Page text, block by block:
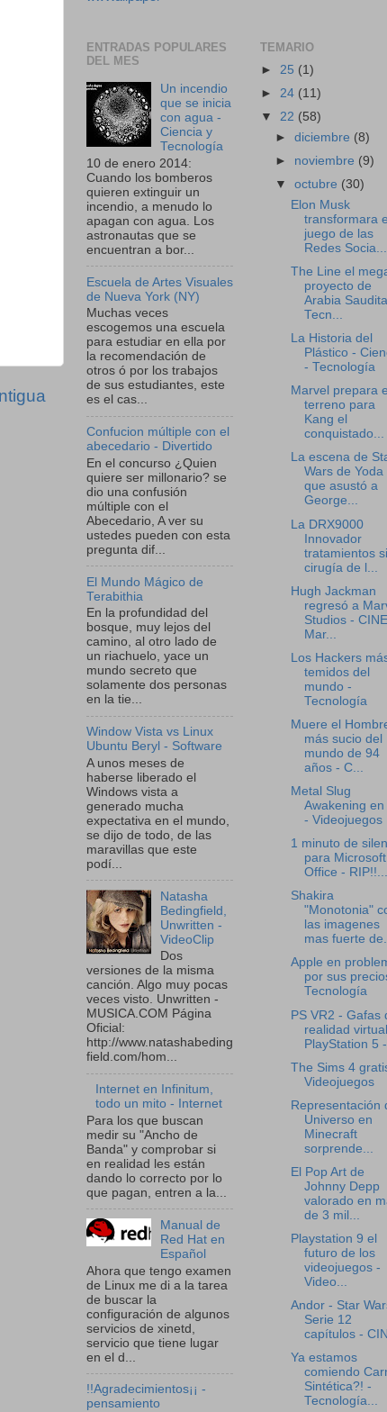
ENTRADAS POPULARES
DEL MES
Un incendio
que se inicia
con agua -
Ciencia y
Tecnología
10 de enero 2014:
Cuando los bomberos
quieren extinguir un
incendio, a menudo lo
apagan con agua. Los
astronautas que se
encuentran a bor...
Escuela de Artes Visuales
de Nueva York (NY)
Muchas veces
escogemos una escuela
para estudiar en ella por
la recomendación de
otros ó por los trabajos
de sus estudiantes, este
es el cas...
Confucion múltiple con el
abecedario - Divertido
En el concurso ¿Quien
quiere ser millonario? se
dio una confusión
múltiple con el
Abecedario, A ver su
ustedes pueden con esta
pregunta dif...
El Mundo Mágico de
Terabithia
En la profundidad del
bosque, muy lejos del
camino, al otro lado de
un riachuelo, yace un
mundo secreto que
solamente dos personas
en la tie...
Window Vista vs Linux
Ubuntu Beryl - Software
A unos meses de
haberse liberado el
Windows vista a
generado mucha
expectativa en el mundo,
se dijo de todo, de las
maravillas que este
podí...
Natasha
Bedingfield,
Unwritten -
VideoClip
Dos
versiones de la misma
canción. Algo muy pocas
veces visto. Unwritten -
MUSICA.COM Página
Oficial:
http://www.natashabeding
field.com/hom...
Internet en Infinitum,
todo un mito - Internet
Para los que buscan
medir su "Ancho de
Banda" y comprobar si
en realidad les están
dando lo correcto por lo
que pagan, entren a la...
Manual de
Red Hat en
Español
Ahora que tengo examen
de Linux me di a la tarea
de buscar la
configuración de algunos
servicios de xinetd,
servicio que tiene lugar
en el d...
!!Agradecimientos¡¡ -
pensamiento
TEMARIO
► 25 (1)
► 24 (11)
▼ 22 (58)
►diciembre (8)
► noviembre (9)
▼octubre (30)
Elon Musk
transformara
juego de las
Redes Socia...
The Line el
proyecto de
Arabia
Tecn...
La Historia del
Plástico -
- Tecnología
Marvel prepara
terreno para
Kang el
conquistado...
La escena de
Wars de Yoda
que asustó a
George...
La DRX9000
Innovador
tratamientos
cirugía de l...
Hugh Jackman
regresó a
Studios -
Mar...
Los Hackers
temidos del
mundo -
Tecnología
Muere el
más sucio del
mundo de 94
años - C...
Metal Slug
Awakening en
- Videojuegos
1 minuto de
para Microsoft
Office - RIP!!...
Shakira
"Monotonia"
las imagenes
mas fuerte
Apple en
por sus
Tecnología
PS VR2 - Gafas
realidad virtual
PlayStation 5
The Sims 4
Videojuegos
Representación
Universo en
Minecraft
sorprende...
El Pop Art de
Johnny Depp
valorado en
de 3 mil...
Playstation 9 el
futuro de los
videojuegos -
Video...
Andor - Star
Serie 12
capítulos -
Ya estamos
comiendo
Sintética?! -
Tecnología...